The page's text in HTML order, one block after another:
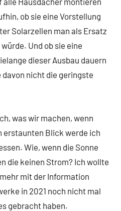
ob sie eine Vorstellung
Solarzellen man als Ersatz
Und ob sie eine
dieser Ausbau dauern
nicht die geringste
was wir machen, wenn
erstaunten Blick werde ich
Wie, wenn die Sonne
die keinen Strom? Ich wollte
mit der Information
in 2021 noch nicht mal
gebracht haben.